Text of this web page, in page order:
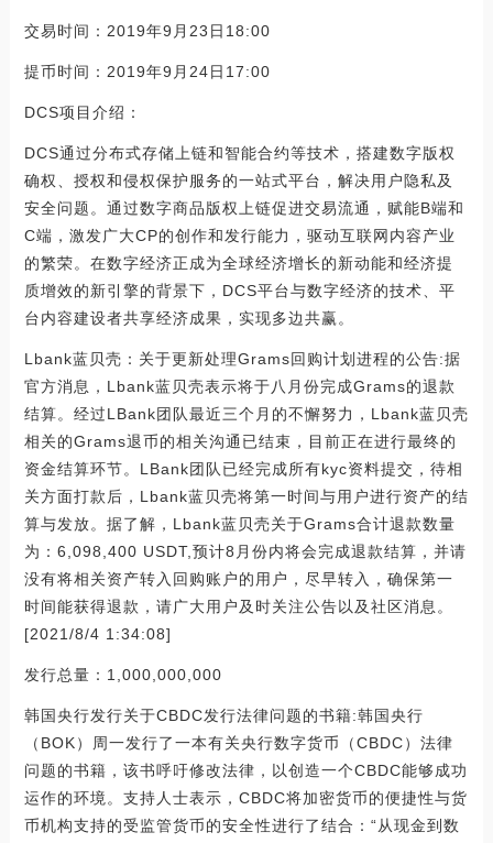
交易时间：2019年9月23日18:00
提币时间：2019年9月24日17:00
DCS项目介绍：
DCS通过分布式存储上链和智能合约等技术，搭建数字版权
确权、授权和侵权保护服务的一站式平台，解决用户隐私及
安全问题。通过数字商品版权上链促进交易流通，赋能B端和
C端，激发广大CP的创作和发行能力，驱动互联网内容产业
的繁荣。在数字经济正成为全球经济增长的新动能和经济提
质增效的新引擎的背景下，DCS平台与数字经济的技术、平
台内容建设者共享经济成果，实现多边共赢。
Lbank蓝贝壳：关于更新处理Grams回购计划进程的公告:据
官方消息，Lbank蓝贝壳表示将于八月份完成Grams的退款
结算。经过LBank团队最近三个月的不懈努力，Lbank蓝贝壳
相关的Grams退币的相关沟通已结束，目前正在进行最终的
资金结算环节。LBank团队已经完成所有kyc资料提交，待相
关方面打款后，Lbank蓝贝壳将第一时间与用户进行资产的结
算与发放。据了解，Lbank蓝贝壳关于Grams合计退款数量
为：6,098,400 USDT,预计8月份内将会完成退款结算，并请
没有将相关资产转入回购账户的用户，尽早转入，确保第一
时间能获得退款，请广大用户及时关注公告以及社区消息。
[2021/8/4 1:34:08]
发行总量：1,000,000,000
韩国央行发行关于CBDC发行法律问题的书籍:韩国央行
（BOK）周一发行了一本有关央行数字货币（CBDC）法律
问题的书籍，该书呼吁修改法律，以创造一个CBDC能够成功
运作的环境。支持人士表示，CBDC将加密货币的便捷性与货
币机构支持的受监管货币的安全性进行了结合：“从现金到数